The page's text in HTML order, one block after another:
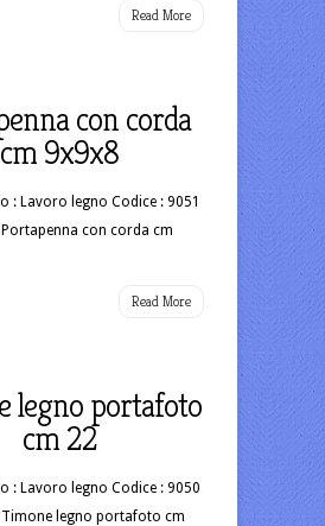
Read More
con corda
cm 9x9x8
: Lavoro legno Codice : 9051
con corda cm
Read More
legno portafoto
cm 22
: Lavoro legno Codice : 9050
Timone legno portafoto cm